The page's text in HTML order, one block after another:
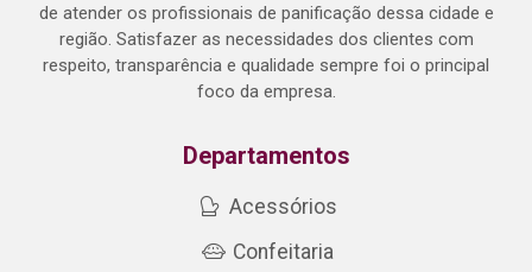
de atender os profissionais de panificação dessa cidade e
região. Satisfazer as necessidades dos clientes com
respeito, transparência e qualidade sempre foi o principal
foco da empresa.
Departamentos
Acessórios
Confeitaria